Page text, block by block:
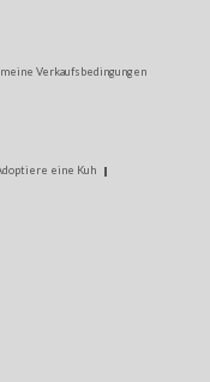
Verkaufsbedingungen
eine Kuh